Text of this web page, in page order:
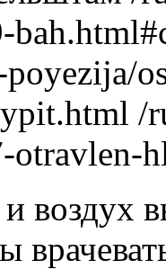
poyezija/
/
воздух